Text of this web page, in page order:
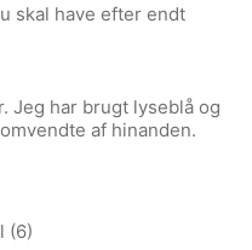
skal have efter endt
Jeg har brugt lyseblå og
af hinanden.
(6)